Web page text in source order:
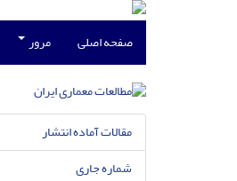
صفحه اصلی مرور
مقالات آماده انتشار
شماره جاری